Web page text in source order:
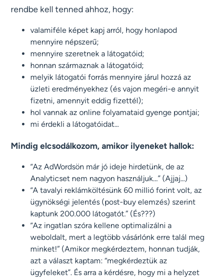
rendbe kell tenned ahhoz, hogy:
valamiféle képet kapj arról, hogy honlapod
mennyire népszerű;
mennyire szeretnek a látogatóid;
honnan származnak a látogatóid;
melyik látogatói forrás mennyire járul hozzá az
üzleti eredményekhez (és vajon megéri-e annyit
fizetni, amennyit eddig fizettél);
hol vannak az online folyamataid gyenge pontjai;
mi érdekli a látogatóidat...
Mindig elcsodálkozom, amikor ilyeneket hallok:
“Az AdWordsön már jó ideje hirdetünk, de az
Analyticset nem nagyon használjuk…” (Ajjaj...)
“A tavalyi reklámköltésünk 60 millió forint volt, az
ügynökségi jelentés (post-buy elemzés) szerint
kaptunk 200.000 látogatót.” (És???)
“Az ingatlan szóra kellene optimalizálni a
weboldalt, mert a legtöbb vásárlónk erre talál meg
minket!” (Amikor megkérdeztem, honnan tudják,
azt a választ kaptam: “megkérdeztük az
ügyfeleket”. És arra a kérdésre, hogy mi a helyzet